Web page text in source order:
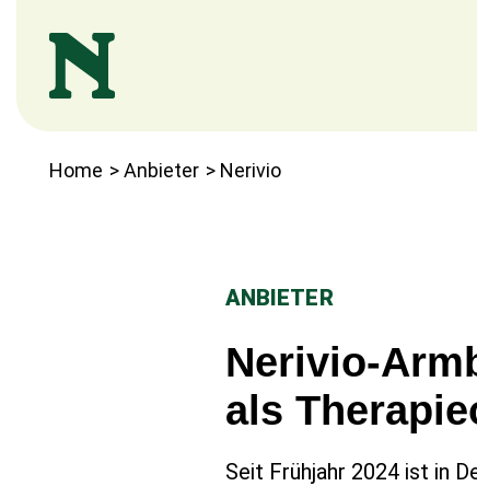
Home >Anbieter > Nerivio
ANBIETER
Nerivio-
als
Seit Frühjahr 2024 ist in